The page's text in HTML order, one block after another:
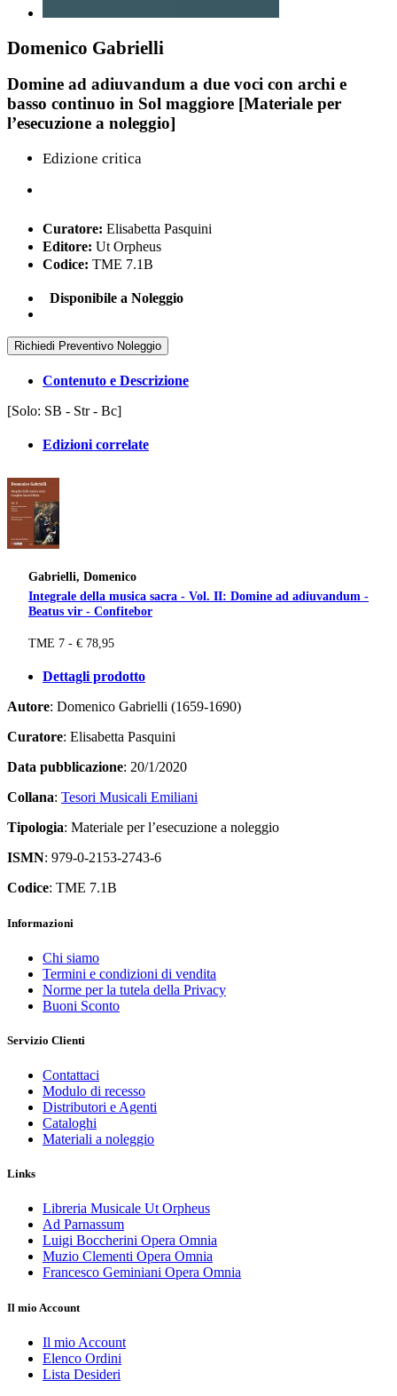
Domenico Gabrielli
Domine ad adiuvandum a due voci con archi e
basso continuo in Sol maggiore [Materiale per
l’esecuzione a noleggio]
Edizione critica
Curatore: Elisabetta Pasquini
Editore: Ut Orpheus
Codice: TME 7.1B
Disponibile a Noleggio
Richiedi Preventivo Noleggio
Contenuto e Descrizione
[Solo: SB - Str - Bc]
Edizioni correlate
Gabrielli, Domenico
Integrale della musica sacra - Vol. II: Domine ad adiuvandum -
Beatus vir - Confitebor
TME 7 - € 78,95
Dettagli prodotto
Autore: Domenico Gabrielli (1659-1690)
Curatore: Elisabetta Pasquini
Data pubblicazione: 20/1/2020
Collana: Tesori Musicali Emiliani
Tipologia: Materiale per l’esecuzione a noleggio
ISMN: 979-0-2153-2743-6
Codice: TME 7.1B
Informazioni
Chi siamo
Termini e condizioni di vendita
Norme per la tutela della Privacy
Buoni Sconto
Servizio Clienti
Contattaci
Modulo di recesso
Distributori e Agenti
Cataloghi
Materiali a noleggio
Links
Libreria Musicale Ut Orpheus
Ad Parnassum
Luigi Boccherini Opera Omnia
Muzio Clementi Opera Omnia
Francesco Geminiani Opera Omnia
Il mio Account
Il mio Account
Elenco Ordini
Lista Desideri